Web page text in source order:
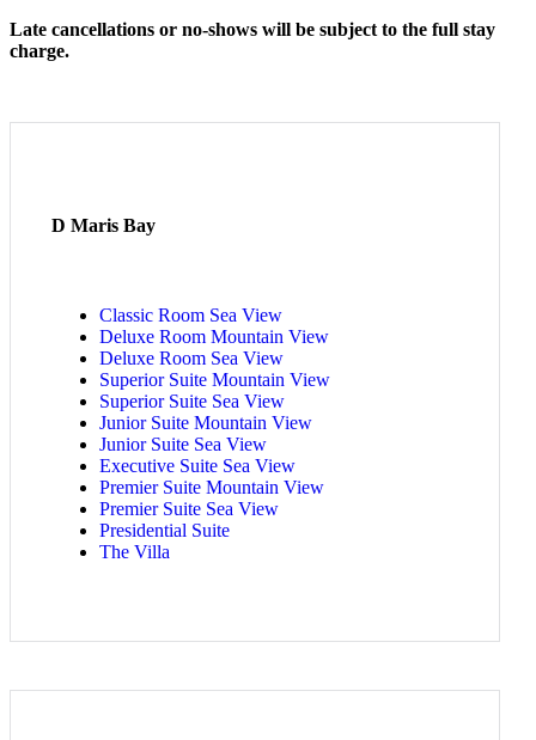
Late cancellations or no-shows will be subject to the full stay
charge.
D Maris Bay
Classic Room Sea View
Deluxe Room Mountain View
Deluxe Room Sea View
Superior Suite Mountain View
Superior Suite Sea View
Junior Suite Mountain View
Junior Suite Sea View
Executive Suite Sea View
Premier Suite Mountain View
Premier Suite Sea View
Presidential Suite
The Villa